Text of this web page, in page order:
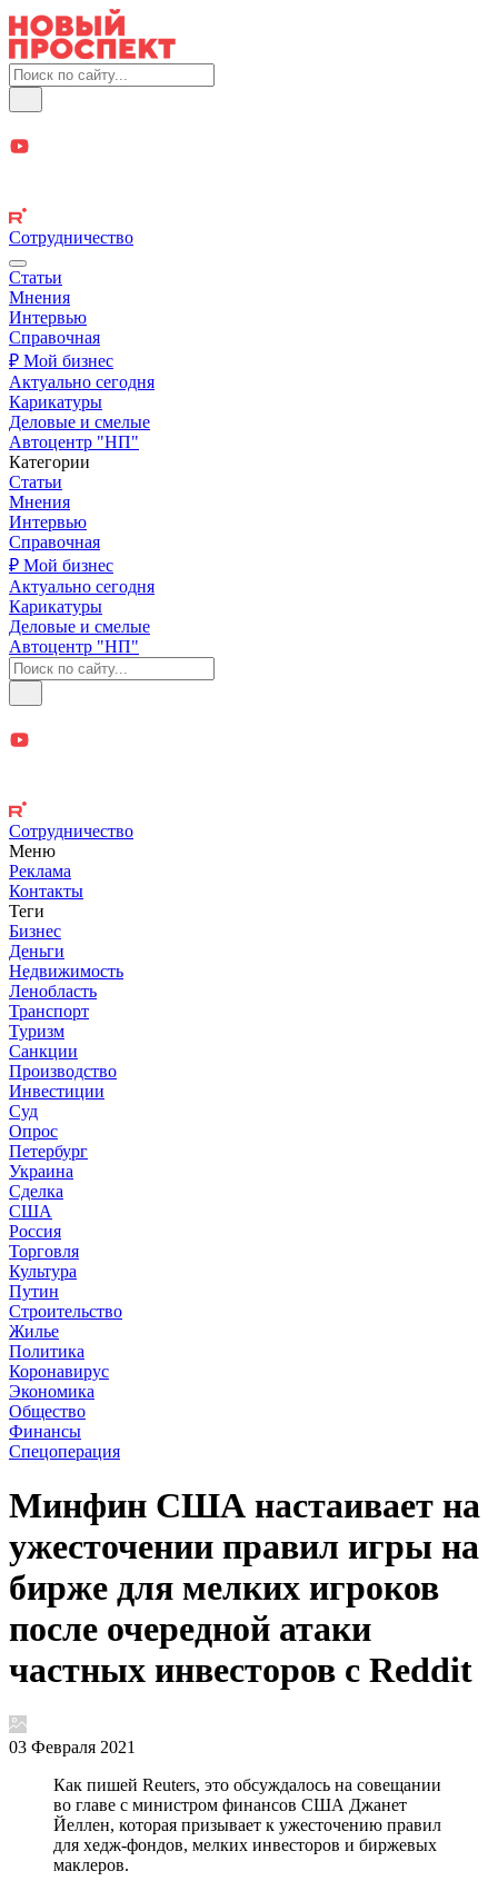
Сотрудничество
Статьи
Мнения
Интервью
Справочная
₽ Мой бизнес
Актуально сегодня
Карикатуры
Деловые и смелые
Автоцентр "НП"
Категории
Статьи
Мнения
Интервью
Справочная
₽ Мой бизнес
Актуально сегодня
Карикатуры
Деловые и смелые
Автоцентр "НП"
Сотрудничество
Меню
Реклама
Контакты
Теги
Бизнес
Деньги
Недвижимость
Ленобласть
Транспорт
Туризм
Санкции
Производство
Инвестиции
Суд
Опрос
Петербург
Украина
Сделка
США
Россия
Торговля
Культура
Путин
Строительство
Жилье
Политика
Коронавирус
Экономика
Общество
Финансы
Спецоперация
Минфин США настаивает на
ужесточении правил игры на
бирже для мелких игроков
после очередной атаки
частных инвесторов с Reddit
03 Февраля 2021
Как пишей Reuters, это обсуждалось на совещании
во главе с министром финансов США Джанет
Йеллен, которая призывает к ужесточению правил
для хедж-фондов, мелких инвесторов и биржевых
маклеров.